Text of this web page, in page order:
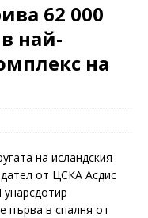
62 000
най-
на
на исландския
от ЦСКА Асдис
първа в спалня от